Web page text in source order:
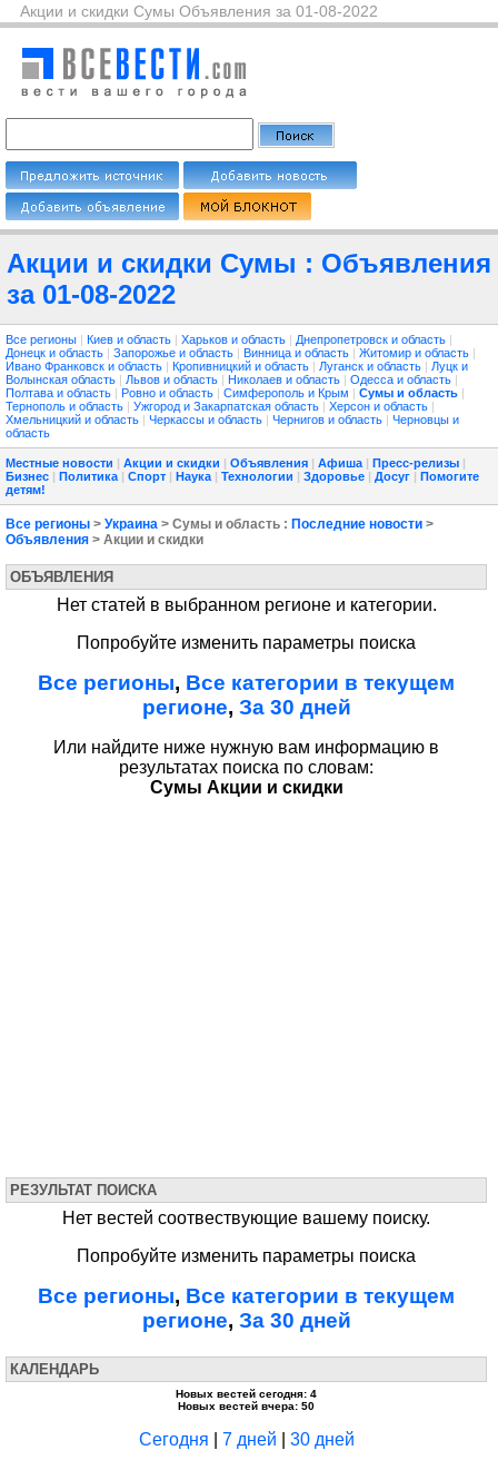
Акции и скидки Сумы Объявления за 01-08-2022
Акции и скидки Сумы : Объявления
за 01-08-2022
Все регионы | Киев и область | Харьков и область | Днепропетровск и область |
Донецк и область | Запорожье и область | Винница и область | Житомир и область |
Ивано Франковск и область | Кропивницкий и область | Луганск и область | Луцк и
Волынская область | Львов и область | Николаев и область | Одесса и область |
Полтава и область | Ровно и область | Симферополь и Крым | Сумы и область |
Тернополь и область | Ужгород и Закарпатская область | Херсон и область |
Хмельницкий и область | Черкассы и область | Чернигов и область | Черновцы и
область
Местные новости | Акции и скидки | Объявления | Афиша | Пресс-релизы |
Бизнес | Политика | Спорт | Наука | Технологии | Здоровье | Досуг | Помогите
детям!
Все регионы > Украина > Сумы и область : Последние новости >
Объявления > Акции и скидки
ОБЪЯВЛЕНИЯ
Нет статей в выбранном регионе и категории.
Попробуйте изменить параметры поиска
Все регионы, Все категории в текущем
регионе, За 30 дней
Или найдите ниже нужную вам информацию в
результатах поиска по словам:
Сумы Акции и скидки
РЕЗУЛЬТАТ ПОИСКА
Нет вестей соотвествующие вашему поиску.
Попробуйте изменить параметры поиска
Все регионы, Все категории в текущем
регионе, За 30 дней
КАЛЕНДАРЬ
Новых вестей сегодня: 4
Новых вестей вчера: 50
Сегодня 7 дней 30 дней